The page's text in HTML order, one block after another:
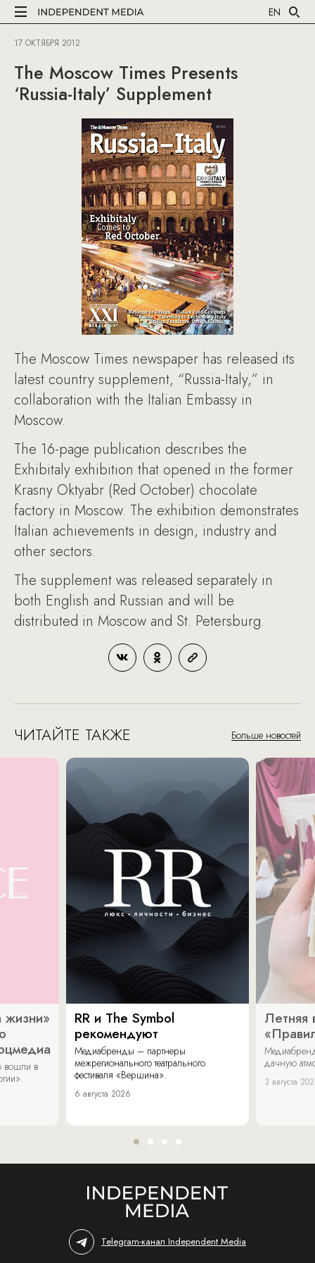
EN
17 ОКТЯБРЯ 2012
The Moscow Times Presents
‘Russia-Italy’ Supplement
The Moscow Times newspaper has released its
latest country supplement, “Russia-Italy,” in
collaboration with the Italian Embassy in
Moscow.
The 16-page publication describes the
Exhibitaly exhibition that opened in the former
Krasny Oktyabr (Red October) chocolate
factory in Moscow. The exhibition demonstrates
Italian achievements in design, industry and
other sectors.
The supplement was released separately in
both English and Russian and will be
distributed in Moscow and St. Petersburg.
ЧИТАЙТЕ ТАКЖЕ Больше новостей
жизни»
вошли в
RR и The Symbol
рекомендуют
Медиабренды – партнеры
межрегионального театрального
фестиваля «Вершина».
6 августа 2026
Летняя
дачную
3 августа
Telegram-канал Independent Media